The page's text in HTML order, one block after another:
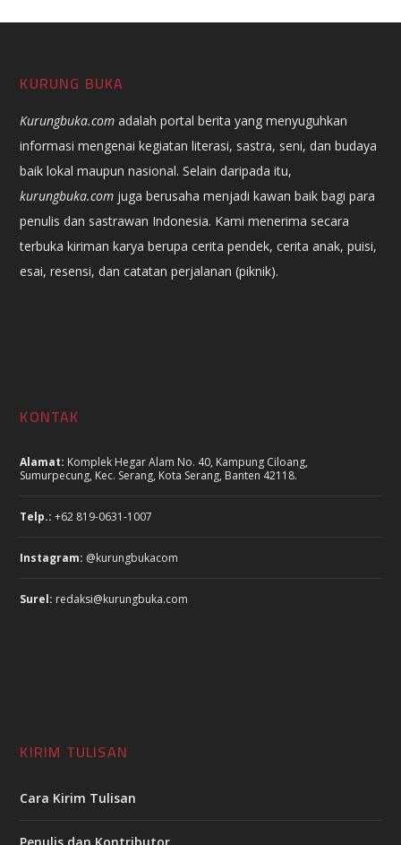
KURUNG BUKA
Kurungbuka.com adalah portal berita yang menyuguhkan
informasi mengenai kegiatan literasi, sastra, seni, dan budaya
baik lokal maupun nasional. Selain daripada itu,
kurungbuka.com juga berusaha menjadi kawan baik bagi para
penulis dan sastrawan Indonesia. Kami menerima secara
terbuka kiriman karya berupa cerita pendek, cerita anak, puisi,
esai, resensi, dan catatan perjalanan (piknik).
KONTAK
Alamat: Komplek Hegar Alam No. 40, Kampung Ciloang,
Sumurpecung, Kec. Serang, Kota Serang, Banten 42118.
Telp.: +62 819-0631-1007
Instagram: @kurungbukacom
Surel: redaksi@kurungbuka.com
KIRIM TULISAN
Cara Kirim Tulisan
Penulis dan Kontributor